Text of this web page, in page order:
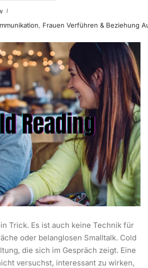
, Frauen Verführen & Beziehung
Trick. Es ist auch keine Technik für
oder belanglosen Smalltalk. Cold
die sich im Gespräch zeigt. Eine
versuchst, interessant zu wirken,